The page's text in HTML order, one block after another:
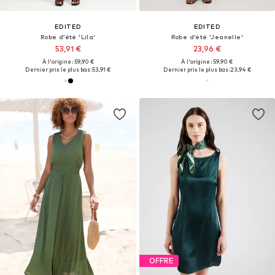
EDITED
Robe d’été 'Lila'
53,91 €
À l'origine : 59,90 €
Dernier prix le plus bas :53,91 €
EDITED
Robe d’été 'Jeanelle'
23,96 €
À l'origine : 59,90 €
Dernier prix le plus bas :23,94 €
OFFRE